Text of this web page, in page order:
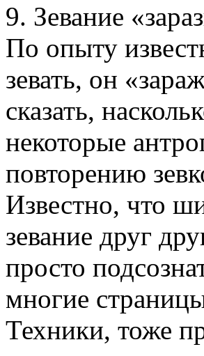
9. Зевание
По опыту
зевать, он
сказать,
некоторые
повторению
Известно, что
зевание друг
просто
многие
Техники, тоже